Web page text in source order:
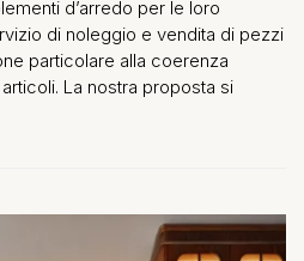
d’arredo per le loro
di noleggio e vendita di pezzi
particolare alla coerenza
La nostra proposta si